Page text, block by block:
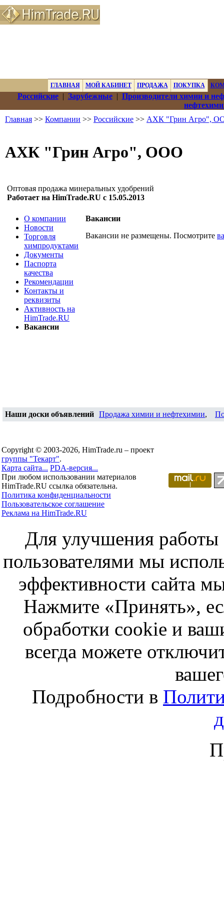
ГЛАВНАЯ МОЙ КАБИНЕТ ПРОДАЖА ПОКУПКА
Российские| Зарубежные| Производители химии и
Главная >> Компании >> Российские >> АХК "Грин Агро",
АХК "Грин Агро", ООО
Оптовая продажа минеральных удобрений
Работает на HimTrade.RU с 15.05.2013
О компании
Новости
Торговля
химпродуктами
Документы
Паспорта
качества
Рекомендации
Контакты и
реквизиты
Активность на
HimTrade.RU
Вакансии
Вакансии
Вакансии не размещены. Посмотрите
Наши доски объявлений Продажа химии и нефтехимии,
Copyright © 2003-2026, HimTrade.ru – проект
группы "Текарт".
Карта сайта... PDA-версия...
При любом использовании материалов
HimTrade.RU ссылка обязательна.
Политика конфиденциальности
Пользовательское соглашение
Реклама на HimTrade.RU
Для улучшения работы
пользователями мы
эффективности сайта
Нажмите «Принять»,
обработки cookie и
всегда можете
Подробности в